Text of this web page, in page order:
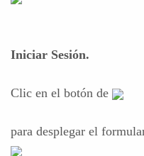
Iniciar Sesión.
Clic en el botón de
para desplegar el